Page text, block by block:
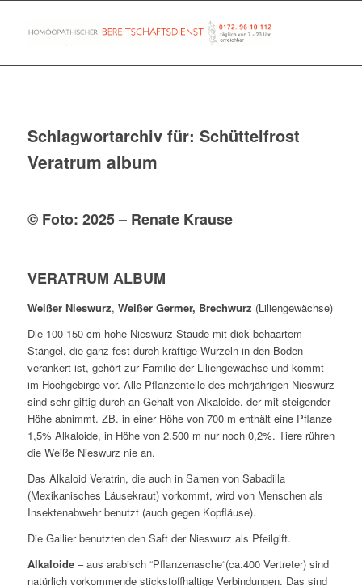
Schlagwortarchiv für: Schüttelfrost
Veratrum album
© Foto: 2025 – Renate Krause
VERATRUM ALBUM
Weißer Nieswurz, Weißer Germer, Brechwurz (Liliengewächse)
Die 100-150 cm hohe Nieswurz-Staude mit dick behaartem
Stängel, die ganz fest durch kräftige Wurzeln in den Boden
verankert ist, gehört zur Familie der Liliengewächse und kommt
im Hochgebirge vor. Alle Pflanzenteile des mehrjährigen Nieswurz
sind sehr giftig durch an Gehalt von Alkaloide. der mit steigender
Höhe abnimmt. ZB. in einer Höhe von 700 m enthält eine Pflanze
1,5% Alkaloide, in Höhe von 2.500 m nur noch 0,2%. Tiere rühren
die Weiße Nieswurz nie an.
Das Alkaloid Veratrin, die auch in Samen von Sabadilla
(Mexikanisches Läusekraut) vorkommt, wird von Menschen als
Insektenabwehr benutzt (auch gegen Kopfläuse).
Die Gallier benutzten den Saft der Nieswurz als Pfeilgift.
Alkaloide – aus arabisch “Pflanzenasche“(ca.400 Vertreter) sind
natürlich vorkommende stickstoffhaltige Verbindungen. Das sind